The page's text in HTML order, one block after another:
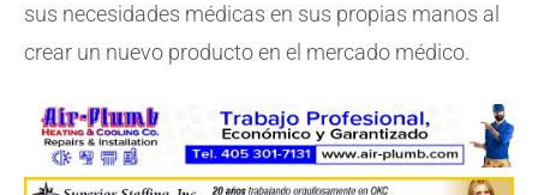
sus necesidades médicas en sus propias manos al
crear un nuevo producto en el mercado médico.